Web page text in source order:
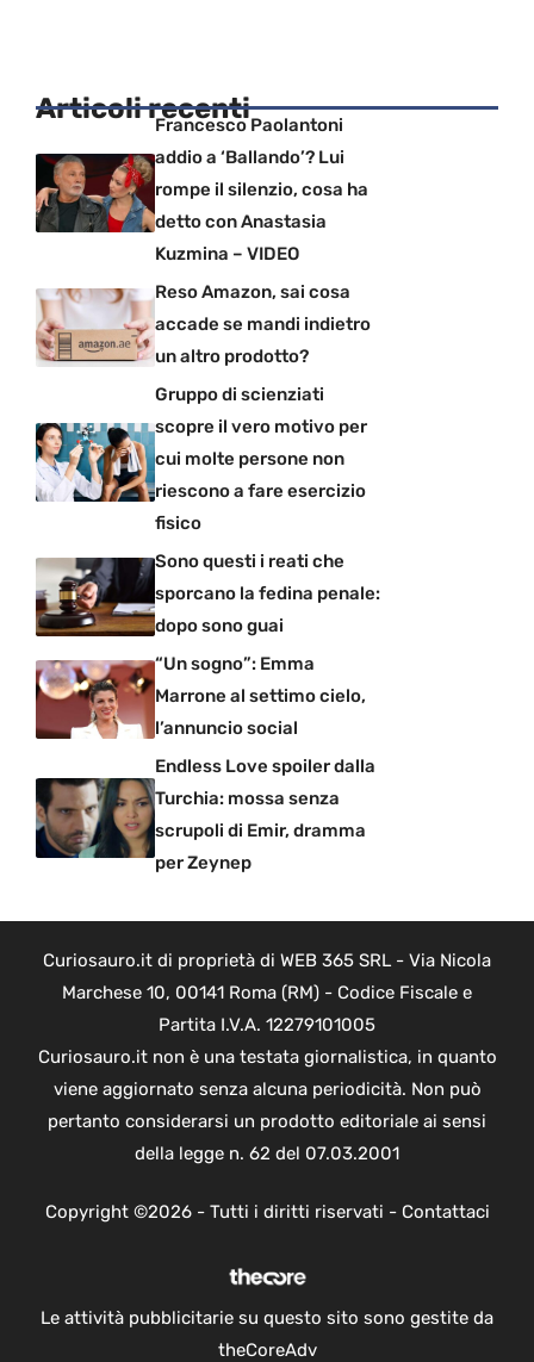
Articoli recentiFrancesco Paolantoni
addio a ‘Ballando’? Lui
rompe il silenzio, cosa ha
detto con Anastasia
Kuzmina – VIDEO
Reso Amazon, sai cosa
accade se mandi indietro
un altro prodotto?
Gruppo di scienziati
scopre il vero motivo per
cui molte persone non
riescono a fare esercizio
fisico
Sono questi i reati che
sporcano la fedina penale:
dopo sono guai
“Un sogno”: Emma
Marrone al settimo cielo,
l’annuncio social
Endless Love spoiler dalla
Turchia: mossa senza
scrupoli di Emir, dramma
per Zeynep
Curiosauro.it di proprietà di WEB 365 SRL - Via Nicola
Marchese 10, 00141 Roma (RM) - Codice Fiscale e
Partita I.V.A. 12279101005
Curiosauro.it non è una testata giornalistica, in quanto
viene aggiornato senza alcuna periodicità. Non può
pertanto considerarsi un prodotto editoriale ai sensi
della legge n. 62 del 07.03.2001
Copyright ©2026 - Tutti i diritti riservati - Contattaci
Le attività pubblicitarie su questo sito sono gestite da
theCoreAdv